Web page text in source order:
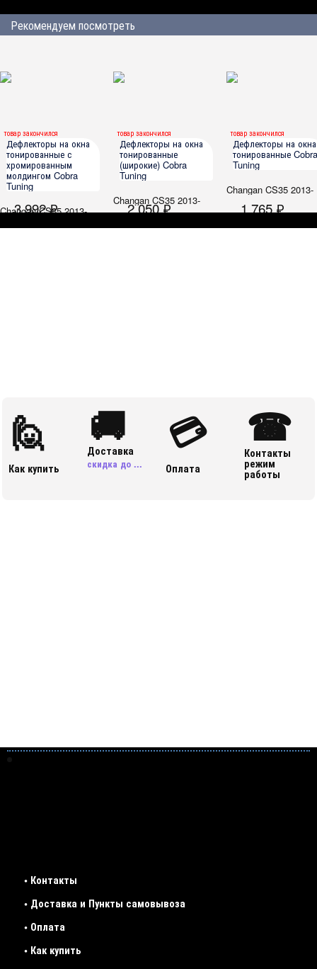
Рекомендуем посмотреть
товар закончился
Дефлекторы на окна
тонированные с
хромированным
молдингом Cobra
Tuning
Changan CS35 2013-
3 992 ₽
товар закончился
Дефлекторы на окна
тонированные
(широкие) Cobra
Tuning
Changan CS35 2013-
2 050 ₽
товар закончился
Дефлекторы на окна
тонированные Cobra
Tuning
Changan CS35 2013-
1 765 ₽
🙋
Как купить
🚚
Доставка
скидка до ...
💳
Оплата
☎
Контакты
режим
работы
• Контакты
• Доставка и Пункты самовывоза
• Оплата
• Как купить